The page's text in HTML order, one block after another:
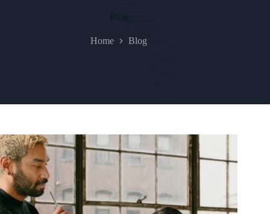
Home Blog